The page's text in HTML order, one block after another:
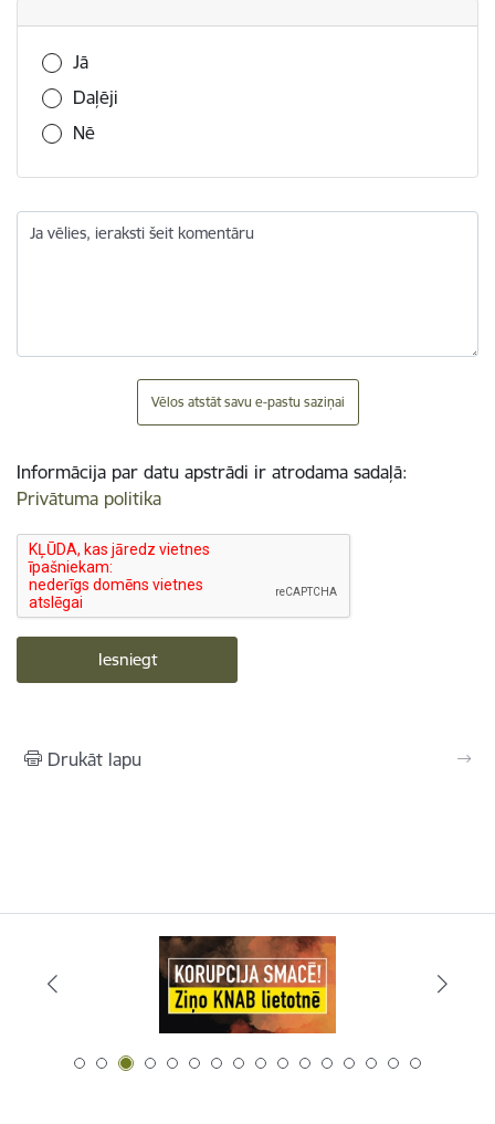
Vai šī informācija bija noderīga?
Jā
Daļēji
Nē
Ja vēlies, ieraksti šeit komentāru
Vēlos atstāt savu e-pastu saziņai
Informācija par datu apstrādi ir atrodama sadaļā:
Privātuma politika
Drukāt lapu